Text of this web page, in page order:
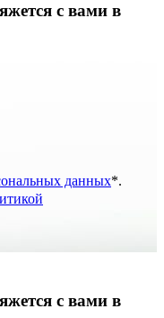
с вами в
данных*.
с вами в